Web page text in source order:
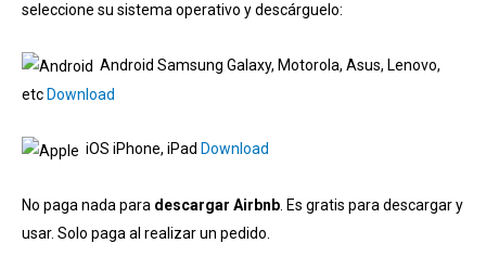
seleccione su sistema operativo y descárguelo:
Android Samsung Galaxy, Motorola, Asus, Lenovo,
etc Download
iOS iPhone, iPad Download
No paga nada para descargar Airbnb . Es gratis para descargar y
usar. Solo paga al realizar un pedido.